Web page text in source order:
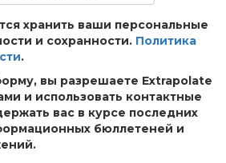
хранить ваши персональные
и сохранности. Политика
.
вы разрешаете Extrapolate
и использовать контактные
вас в курсе последних
бюллетеней и